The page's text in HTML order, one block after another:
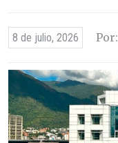
8 de julio, 2026 Por: